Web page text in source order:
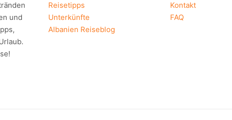
und
Reisetipps
Unterkünfte
Albanien Reiseblog
Kontakt
FAQ